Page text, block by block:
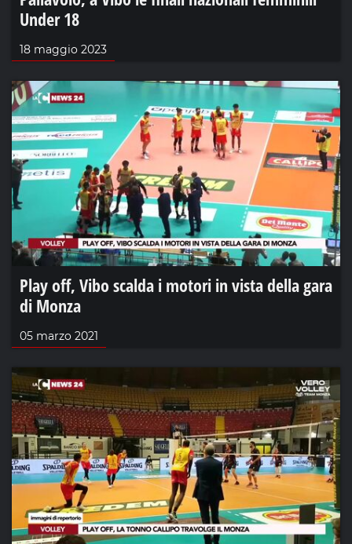
Under 18
18 maggio 2023
Play off, Vibo scalda i motori in vista della gara
di Monza
05 marzo 2021